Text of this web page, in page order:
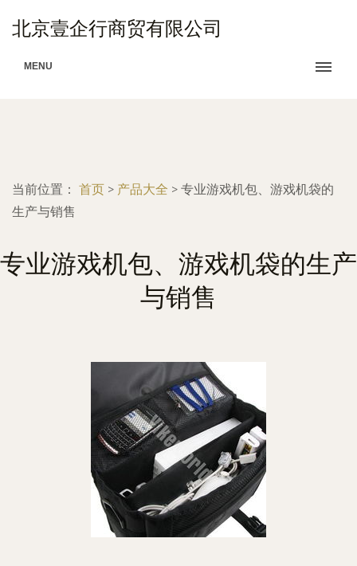
北京壹企行商贸有限公司
MENU
当前位置： 首页 > 产品大全 > 专业游戏机包、游戏机袋的
生产与销售
专业游戏机包、游戏机袋的生产
与销售